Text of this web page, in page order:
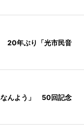
20年ぶり「光市民音
なんよう」 50回記念